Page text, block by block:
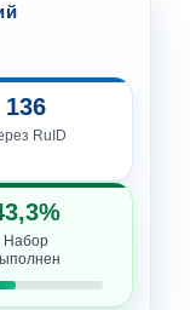
136
RuID
Набор